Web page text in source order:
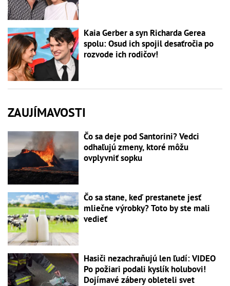
Kaia Gerber a syn Richarda Gerea
spolu: Osud ich spojil desaťročia po
rozvode ich rodičov!
ZAUJÍMAVOSTI
Čo sa deje pod Santorini? Vedci
odhaľujú zmeny, ktoré môžu
ovplyvniť sopku
Čo sa stane, keď prestanete jesť
mliečne výrobky? Toto by ste mali
vedieť
Hasiči nezachraňujú len ľudí: VIDEO
Po požiari podali kyslík holubovi!
Dojímavé zábery obleteli svet